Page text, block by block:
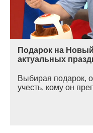
Подарок на
актуальных
Выбирая подарок,
учесть, кому он